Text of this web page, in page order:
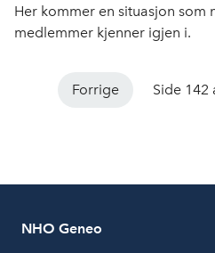
Her kommer en situasjon som
medlemmer kjenner igjen i.
Forrige Side 142
NHO Geneo